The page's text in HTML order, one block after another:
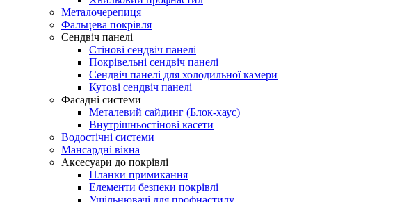
Металочерепиця
Фальцева покрівля
Сендвіч панелі
Стінові сендвіч панелі
Покрівельні сендвіч панелі
Сендвіч панелі для холодильної камери
Кутові сендвіч панелі
Фасадні системи
Металевий сайдинг (Блок-хаус)
Внутрішньостінові касети
Водостічні системи
Мансардні вікна
Аксесуари до покрівлі
Планки примикання
Елементи безпеки покрівлі
Ущільнювачі для профнастилу